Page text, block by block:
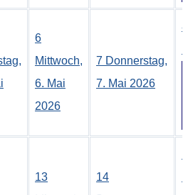
6
Mittwoch,
6. Mai
2026
7 Donnerstag,
7. Mai 2026
8
13
14